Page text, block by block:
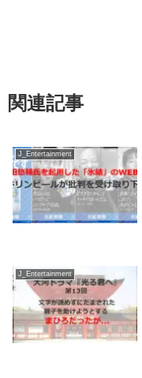
関連記事
J_Entertainment
J_Entertainment